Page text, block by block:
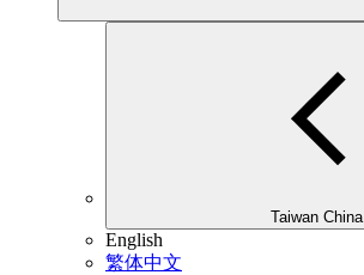
Taiwan China
English
繁体中文